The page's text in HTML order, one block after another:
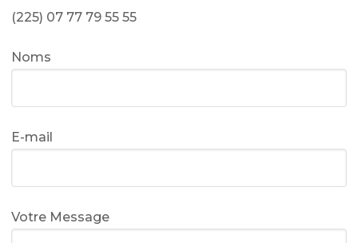
(225) 07 77 79 55 55
Noms
E-mail
Votre Message